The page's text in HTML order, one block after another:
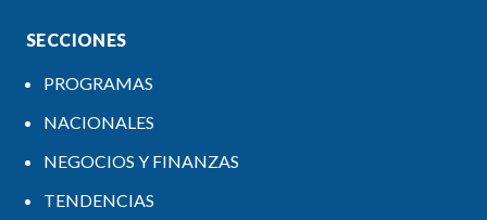
SECCIONES
PROGRAMAS
NACIONALES
NEGOCIOS Y FINANZAS
TENDENCIAS